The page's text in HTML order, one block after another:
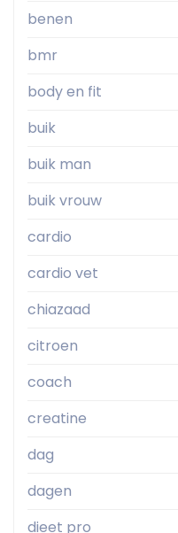
benen
bmr
body en fit
buik
buik man
buik vrouw
cardio
cardio vet
chiazaad
citroen
coach
creatine
dag
dagen
dieet pro